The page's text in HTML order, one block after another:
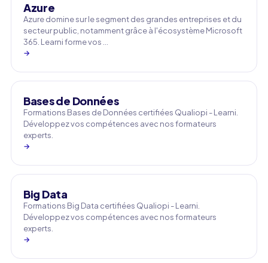
Azure
Azure domine sur le segment des grandes entreprises et du
secteur public, notamment grâce à l'écosystème Microsoft
365. Learni forme vos …
→
Bases de Données
Formations Bases de Données certifiées Qualiopi - Learni.
Développez vos compétences avec nos formateurs
experts.
→
Big Data
Formations Big Data certifiées Qualiopi - Learni.
Développez vos compétences avec nos formateurs
experts.
→